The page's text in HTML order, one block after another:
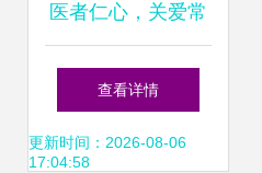
医者仁心，关爱常
在——五华区人民
医院内一科以优质
查看详情
更新时间：2026-08-06
17:04:58